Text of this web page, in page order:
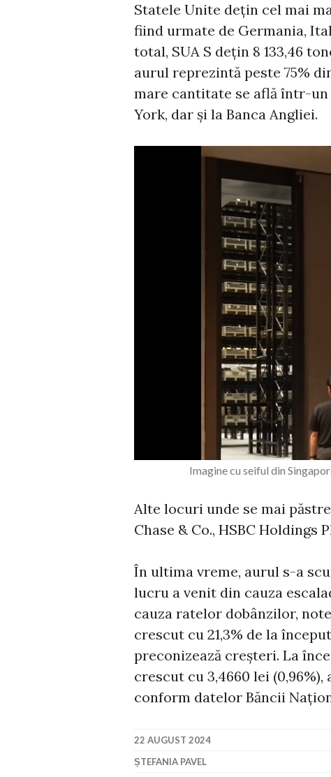
Statele Unite dețin cel mai
fiind urmate de Germania,
total, SUA S dețin 8 133,46
aurul reprezintă peste 75%
mare cantitate se află într-un
York, dar și la Banca Angliei.
Imagine cu seiful din
Alte locuri unde se mai
Chase & Co., HSBC Holdings
În ultima vreme, aurul s-a
lucru a venit din cauza
cauza ratelor dobânzilor,
crescut cu 21,3% de la
preconizează creșteri. La
crescut cu 3,4660 lei
conform datelor Băncii
22 AUGUST 2024
ȘTEFANIA PAVEL